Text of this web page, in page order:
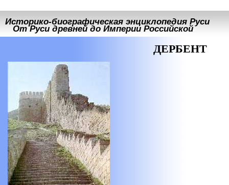
Историко-биографическая энциклопедия Руси
От Руси древней до Империи Российской
ДЕРБЕНТ